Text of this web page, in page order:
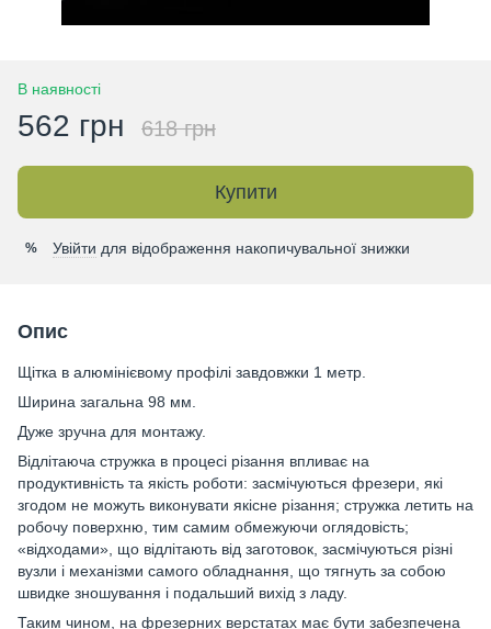
В наявності
562 грн 618 грн
Купити
% Увійти для відображення накопичувальної знижки
Опис
Щітка в алюмінієвому профілі завдовжки 1 метр.
Ширина загальна 98 мм.
Дуже зручна для монтажу.
Відлітаюча стружка в процесі різання впливає на
продуктивність та якість роботи: засмічуються фрезери, які
згодом не можуть виконувати якісне різання; стружка летить на
робочу поверхню, тим самим обмежуючи оглядовість;
«відходами», що відлітають від заготовок, засмічуються різні
вузли і механізми самого обладнання, що тягнуть за собою
швидке зношування і подальший вихід з ладу.
Таким чином, на фрезерних верстатах має бути забезпечена